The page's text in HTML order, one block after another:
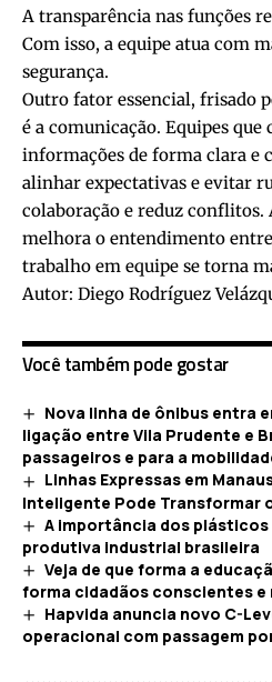
A transparência nas funções
Com isso, a equipe atua com
segurança.
Outro fator essencial, frisado
é a comunicação. Equipes
informações de forma clara e
alinhar expectativas e evitar
colaboração e reduz
melhora o entendimento entre
trabalho em equipe se torna
Autor: Diego Rodríguez
Você também pode gostar
Nova linha de ônibus entra
ligação entre Vila Prudente e
passageiros e para a
Linhas Expressas em
Inteligente Pode Transformar
A importância dos plásticos
produtiva industrial brasileira
Veja de que forma a
forma cidadãos conscientes e
Hapvida anuncia novo C-
operacional com passagem